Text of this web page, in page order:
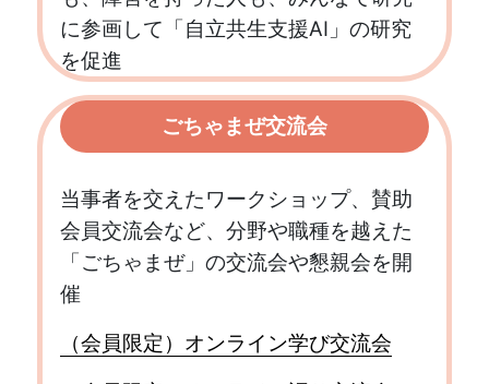
に参画して「自立共生支援AI」の研究
を促進
ごちゃまぜ交流会
当事者を交えたワークショップ、賛助
会員交流会など、分野や職種を越えた
「ごちゃまぜ」の交流会や懇親会を開
催
（会員限定）オンライン学び交流会